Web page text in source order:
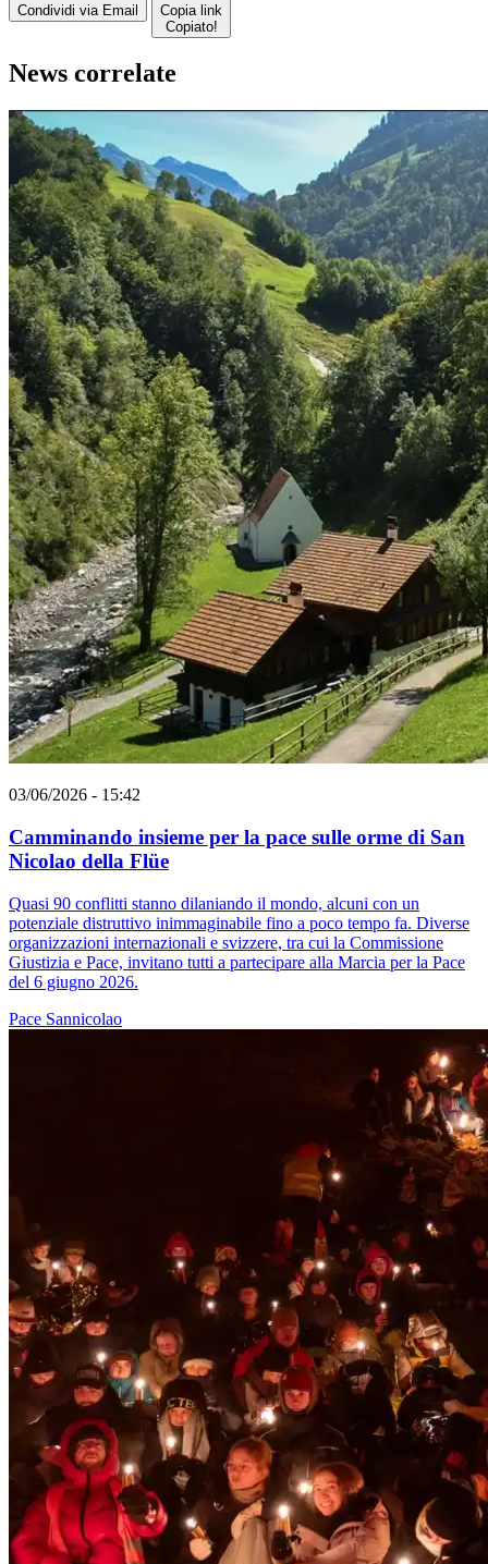
Condividi via Email
Copia link
Copiato!
News correlate
03/06/2026 - 15:42
Camminando insieme per la pace sulle orme di San
Nicolao della Flüe
Quasi 90 conflitti stanno dilaniando il mondo, alcuni con un
potenziale distruttivo inimmaginabile fino a poco tempo fa. Diverse
organizzazioni internazionali e svizzere, tra cui la Commissione
Giustizia e Pace, invitano tutti a partecipare alla Marcia per la Pace
del 6 giugno 2026.
Pace Sannicolao